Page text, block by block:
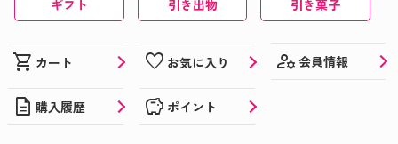
ギフト 引き出物 引き菓子
shopping_cart カート favorite お気に入り manage_accounts 会員情報
description 購入履歴 savings ポイント